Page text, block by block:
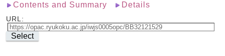
Contents and Summary Details
URL:
Select